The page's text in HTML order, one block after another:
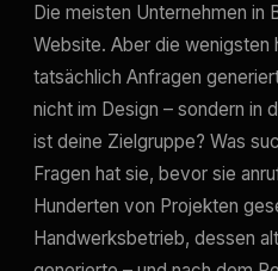
Die meisten Unternehmen in
Website. Aber die wenigsten
tatsächlich Anfragen
nicht im Design – sondern in
ist deine Zielgruppe? Was
Fragen hat sie, bevor sie
Hunderten von Projekten
Handwerksbetrieb, dessen